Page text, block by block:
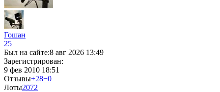
Гошан
25
Был на сайте:8 авг 2026 13:49
Зарегистрирован:
9 фев 2010 18:51
Отзывы+28−0
Лоты2072